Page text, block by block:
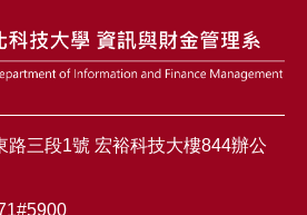
路三段1號 宏裕科技大樓844辦公